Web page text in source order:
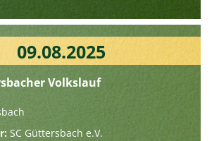
09.08.2025
Volkslauf
SC Güttersbach e.V.